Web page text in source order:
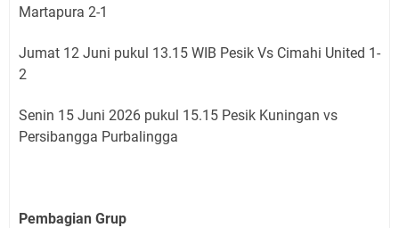
Martapura 2-1
Jumat 12 Juni pukul 13.15 WIB Pesik Vs Cimahi United 1-
2
Senin 15 Juni 2026 pukul 15.15 Pesik Kuningan vs
Persibangga Purbalingga
Pembagian Grup